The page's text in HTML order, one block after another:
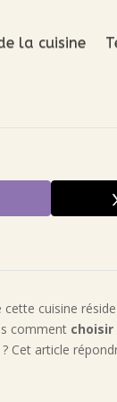
la cuisine
cuisine réside
comment choisir
? Cet article